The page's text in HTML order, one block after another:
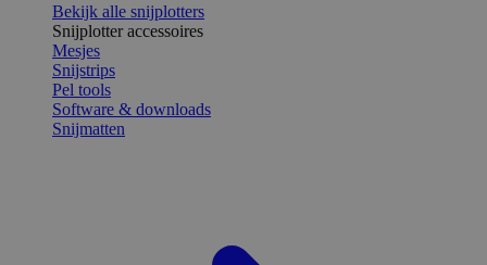
Bekijk alle snijplotters
Snijplotter accessoires
Mesjes
Snijstrips
Pel tools
Software & downloads
Snijmatten